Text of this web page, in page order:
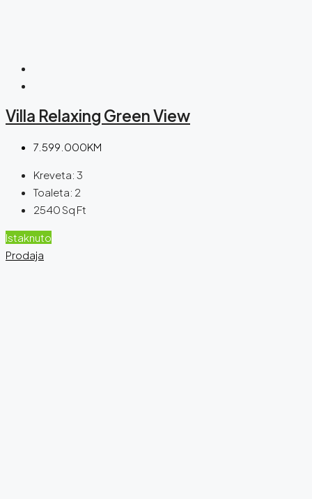
Villa Relaxing Green View
7.599.000KM
Kreveta: 3
Toaleta: 2
2540Sq Ft
Istaknuto
Prodaja